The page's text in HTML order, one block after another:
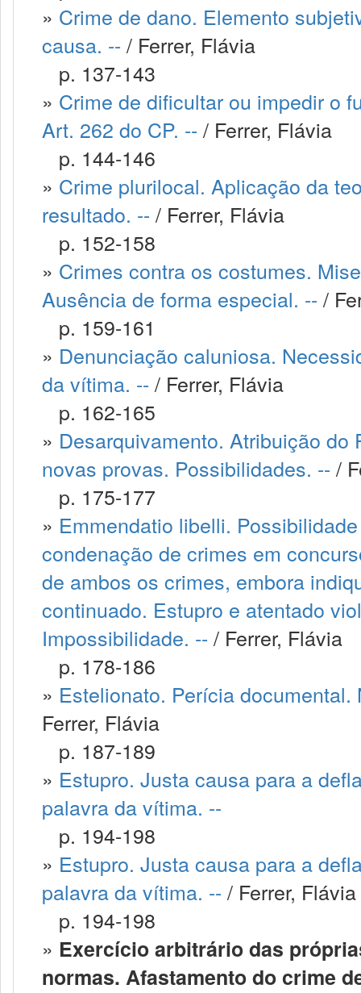
» Crime de dano. Elemento
causa. -- / Ferrer, Flávia
p. 137-143
» Crime de dificultar ou impedir o
Art. 262 do CP. -- / Ferrer, Flávia
p. 144-146
» Crime plurilocal. Aplicação da
resultado. -- / Ferrer, Flávia
p. 152-158
» Crimes contra os costumes.
Ausência de forma especial. -- /
p. 159-161
» Denunciação caluniosa.
da vítima. -- / Ferrer, Flávia
p. 162-165
» Desarquivamento. Atribuição
novas provas. Possibilidades. -- /
p. 175-177
» Emmendatio libelli.
condenação de crimes em
de ambos os crimes, embora
continuado. Estupro e atentado
Impossibilidade. -- / Ferrer, Flávia
p. 178-186
» Estelionato. Perícia
Ferrer, Flávia
p. 187-189
» Estupro. Justa causa para a
palavra da vítima. --
p. 194-198
» Estupro. Justa causa para a
palavra da vítima. -- / Ferrer, Flávia
p. 194-198
» Exercício arbitrário das
normas. Afastamento do crime